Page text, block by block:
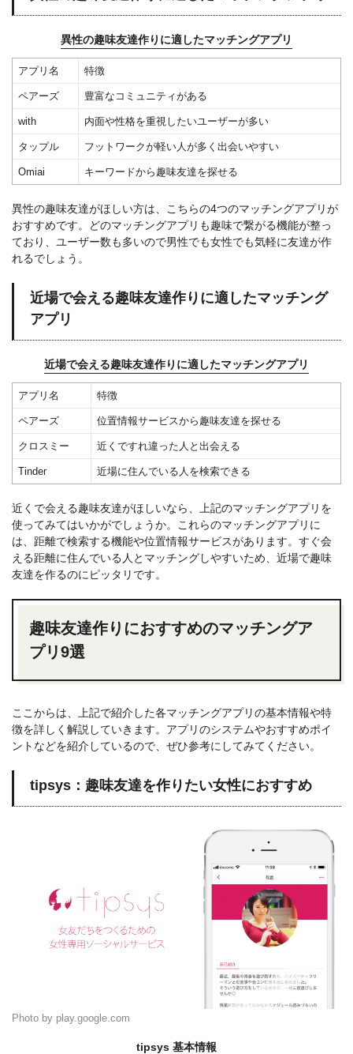
異性の趣味友達作りに適したマッチングアプリ
アプリ名 特徴
ペアーズ 豊富なコミュニティがある
with 内面や性格を重視したいユーザーが多い
タップル フットワークが軽い人が多く出会いやすい
Omiai キーワードから趣味友達を探せる
異性の趣味友達がほしい方は、こちらの4つのマッチングアプリが
おすすめです。どのマッチングアプリも趣味で繋がる機能が整っ
ており、ユーザー数も多いので男性でも女性でも気軽に友達が作
れるでしょう。
近場で会える趣味友達作りに適したマッチング
アプリ
近場で会える趣味友達作りに適したマッチングアプリ
アプリ名 特徴
ペアーズ 位置情報サービスから趣味友達を探せる
クロスミー 近くですれ違った人と出会える
Tinder 近場に住んでいる人を検索できる
近くで会える趣味友達がほしいなら、上記のマッチングアプリを
使ってみてはいかがでしょうか。これらのマッチングアプリに
は、距離で検索する機能や位置情報サービスがあります。すぐ会
える距離に住んでいる人とマッチングしやすいため、近場で趣味
友達を作るのにピッタリです。
趣味友達作りにおすすめのマッチングア
プリ9選
ここからは、上記で紹介した各マッチングアプリの基本情報や特
徴を詳しく解説していきます。アプリのシステムやおすすめポイ
ントなどを紹介しているので、ぜひ参考にしてみてください。
tipsys：趣味友達を作りたい女性におすすめ
Photo by play.google.com
tipsys 基本情報